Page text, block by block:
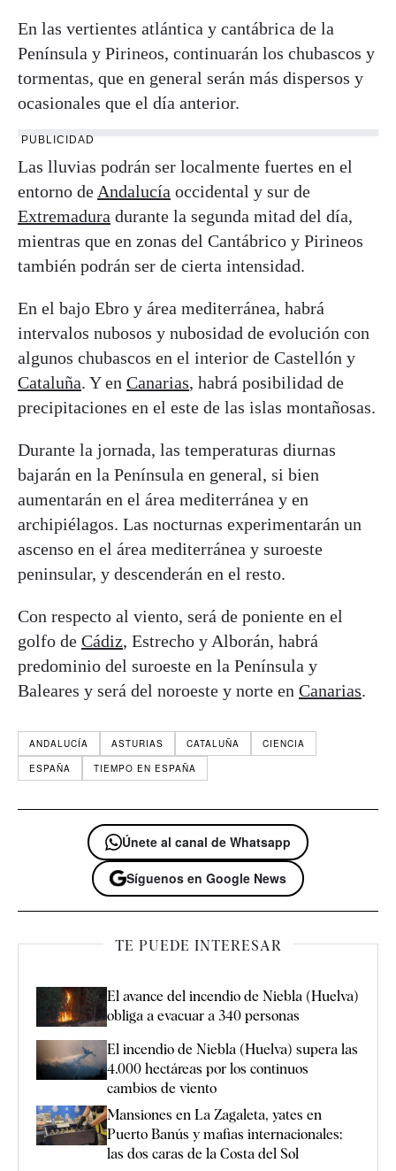
En las vertientes atlántica y cantábrica de la
Península y Pirineos, continuarán los chubascos y
tormentas, que en general serán más dispersos y
ocasionales que el día anterior.
PUBLICIDAD
Las lluvias podrán ser localmente fuertes en el
entorno de Andalucía occidental y sur de
Extremadura durante la segunda mitad del día,
mientras que en zonas del Cantábrico y Pirineos
también podrán ser de cierta intensidad.
En el bajo Ebro y área mediterránea, habrá
intervalos nubosos y nubosidad de evolución con
algunos chubascos en el interior de Castellón y
Cataluña. Y en Canarias, habrá posibilidad de
precipitaciones en el este de las islas montañosas.
Durante la jornada, las temperaturas diurnas
bajarán en la Península en general, si bien
aumentarán en el área mediterránea y en
archipiélagos. Las nocturnas experimentarán un
ascenso en el área mediterránea y suroeste
peninsular, y descenderán en el resto.
Con respecto al viento, será de poniente en el
golfo de Cádiz, Estrecho y Alborán, habrá
predominio del suroeste en la Península y
Baleares y será del noroeste y norte en Canarias.
ANDALUCÍA ASTURIAS CATALUÑA
CIENCIA
ESPAÑA
TIEMPO EN ESPAÑA
Únete al canal de Whatsapp
Síguenos en Google News
TE PUEDE INTERESAR
El avance del incendio de Niebla (Huelva)
obliga a evacuar a 340 personas
El incendio de Niebla (Huelva) supera las
4.000 hectáreas por los continuos
cambios de viento
Mansiones en La Zagaleta, yates en
Puerto Banús y mafias internacionales:
las dos caras de la Costa del Sol